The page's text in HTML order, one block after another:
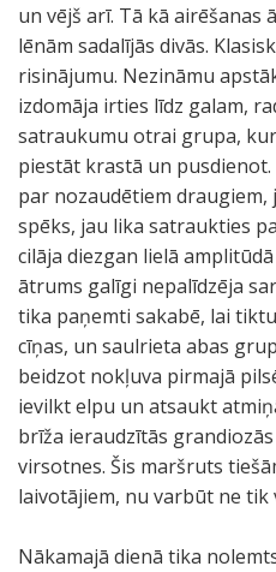
un vējš arī. Tā kā airēšanas
lēnām sadalījās divās.
risinājumu. Nezināmu
izdomāja irties līdz galam,
satraukumu otrai grupa,
piestāt krastā un
par nozaudētiem
spēks, jau lika satraukties
cilāja diezgan lielā
ātrums galīgi nepalīdzēja
tika paņemti sakabē, lai
cīņas, un saulrieta abas
beidzot nokļuva pirmajā
ievilkt elpu un atsaukt
brīža ieraudzītās
virsotnes. Šis maršruts
laivotājiem, nu varbūt ne tik
Nākamajā dienā tika